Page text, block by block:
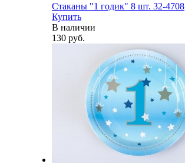
Стаканы "1 годик" 8 шт. 32-4708
Купить
В наличии
130 руб.